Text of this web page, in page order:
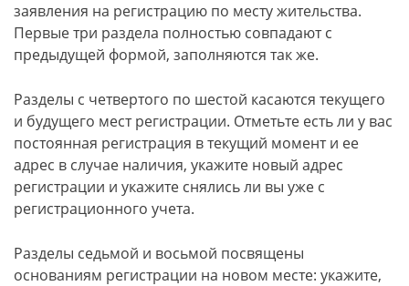
заявления на регистрацию по месту жительства.
Первые три раздела полностью совпадают с
предыдущей формой, заполняются так же.
Разделы с четвертого по шестой касаются текущего
и будущего мест регистрации. Отметьте есть ли у вас
постоянная регистрация в текущий момент и ее
адрес в случае наличия, укажите новый адрес
регистрации и укажите снялись ли вы уже с
регистрационного учета.
Разделы седьмой и восьмой посвящены
основаниям регистрации на новом месте: укажите,